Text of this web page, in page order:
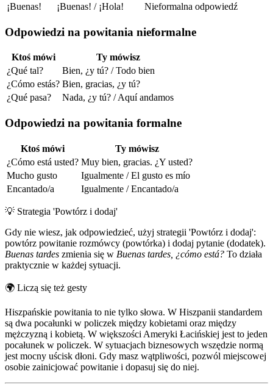
¡Buenas!
¡Buenas! / ¡Hola! Nieformalna odpowiedź
Odpowiedzi na powitania nieformalne
Ktoś mówi
Ty mówisz
¿Qué tal?
Bien, ¿y tú? / Todo bien
¿Cómo estás? Bien, gracias, ¿y tú?
¿Qué pasa?
Nada, ¿y tú? / Aquí andamos
Odpowiedzi na powitania formalne
Ktoś mówi
Ty mówisz
¿Cómo está usted? Muy bien, gracias. ¿Y usted?
Mucho gusto
Igualmente / El gusto es mío
Encantado/a
Igualmente / Encantado/a
💡 Strategia 'Powtórz i dodaj'
Gdy nie wiesz, jak odpowiedzieć, użyj strategii 'Powtórz i dodaj':
powtórz powitanie rozmówcy (powtórka) i dodaj pytanie (dodatek).
Buenas tardes zmienia się w Buenas tardes, ¿cómo está? To działa
praktycznie w każdej sytuacji.
🌍 Liczą się też gesty
Hiszpańskie powitania to nie tylko słowa. W Hiszpanii standardem
są dwa pocałunki w policzek między kobietami oraz między
mężczyzną i kobietą. W większości Ameryki Łacińskiej jest to jeden
pocałunek w policzek. W sytuacjach biznesowych wszędzie normą
jest mocny uścisk dłoni. Gdy masz wątpliwości, pozwól miejscowej
osobie zainicjować powitanie i dopasuj się do niej.